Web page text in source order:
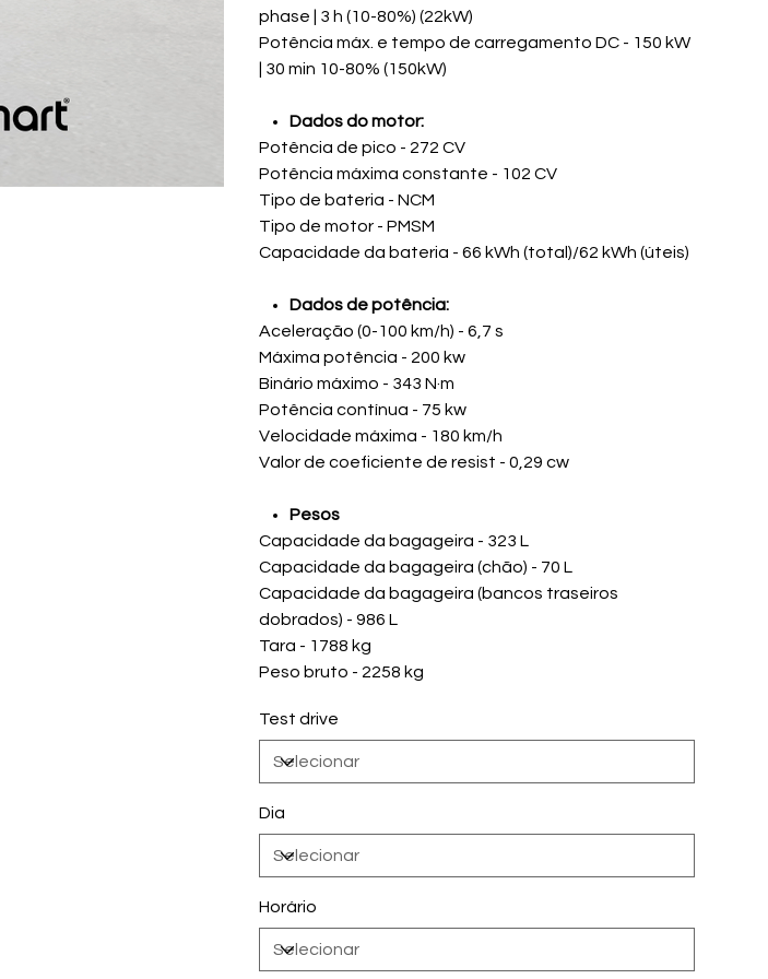
phase | 3 h (10-80%) (22kW)
Potência máx. e tempo de carregamento DC - 150 kW
| 30 min 10-80% (150kW)
Dados do motor:
Potência de pico - 272 CV
Potência máxima constante - 102 CV
Tipo de bateria - NCM
Tipo de motor - PMSM
Capacidade da bateria - 66 kWh (total)/62 kWh (úteis)
Dados de potência:
Aceleração (0-100 km/h) - 6,7 s
Máxima potência - 200 kw
Binário máximo - 343 N·m
Potência contínua - 75 kw
Velocidade máxima - 180 km/h
Valor de coeficiente de resist - 0,29 cw
Pesos
Capacidade da bagageira - 323 L
Capacidade da bagageira (chão) - 70 L
Capacidade da bagageira (bancos traseiros
dobrados) - 986 L
Tara - 1788 kg
Peso bruto - 2258 kg
Test drive
Dia
Horário